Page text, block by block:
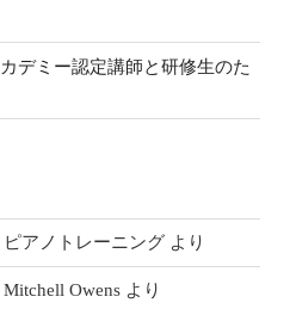
デミー認定講師と研修生のた
ピアノトレーニング より
Mitchell Owens より